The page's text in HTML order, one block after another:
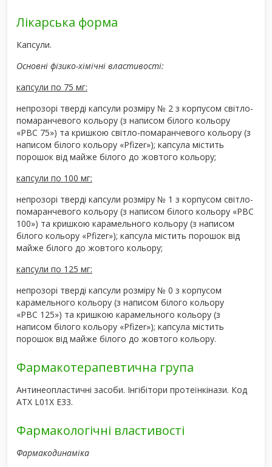
Лікарська форма
Капсули.
Основні фізико-хімічні властивості:
капсули по 75 мг:
непрозорі тверді капсули розміру № 2 з корпусом світло-
помаранчевого кольору (з написом білого кольору
«PBC 75») та кришкою світло-помаранчевого кольору (з
написом білого кольору «Pfizer»); капсула містить
порошок від майже білого до жовтого кольору;
капсули по 100 мг:
непрозорі тверді капсули розміру № 1 з корпусом світло-
помаранчевого кольору (з написом білого кольору «PBC
100») та кришкою карамельного кольору (з написом
білого кольору «Pfizer»); капсула містить порошок від
майже білого до жовтого кольору;
капсули по 125 мг:
непрозорі тверді капсули розміру № 0 з корпусом
карамельного кольору (з написом білого кольору
«PBC 125») та кришкою карамельного кольору (з
написом білого кольору «Pfizer»); капсула містить
порошок від майже білого до жовтого кольору.
Фармакотерапевтична група
Антинеопластичні засоби. Інгібітори протеїнкінази. Код
АТХ L01X E33.
Фармакологічні властивості
Фармакодинаміка